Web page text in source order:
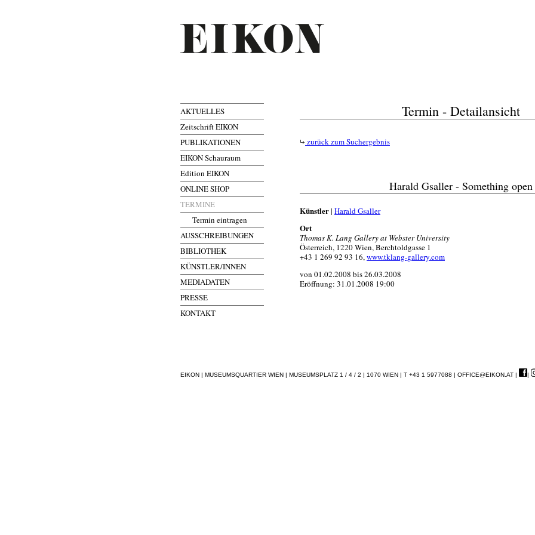
AKTUELLES
Zeitschrift EIKON
PUBLIKATIONEN
EIKON Schauraum
Edition EIKON
ONLINE SHOP
TERMINE
Termin eintragen
AUSSCHREIBUNGEN
BIBLIOTHEK
KÜNSTLER/INNEN
MEDIADATEN
PRESSE
KONTAKT
Termin - Detailansicht
zurück zum Suchergebnis
Harald Gsaller - Something open
Künstler| Harald Gsaller
Ort
Thomas K. Lang Gallery at Webster University
Österreich, 1220 Wien, Berchtoldgasse 1
+43 1 269 92 93 16,www.tklang-gallery.com
von 01.02.2008 bis 26.03.2008
Eröffnung: 31.01.2008 19:00
EIKON | MUSEUMSQUARTIER WIEN | MUSEUMSPLATZ 1 / 4 / 2 | 1070 WIEN | T +43 1 5977088 | OFFICE@EIKON.AT | |